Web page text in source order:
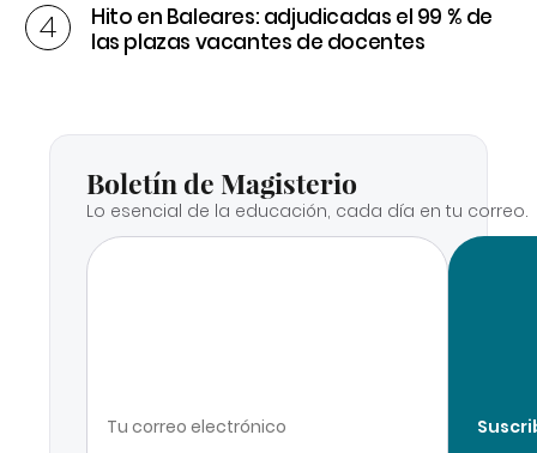
Hito en Baleares: adjudicadas el 99 % de
las plazas vacantes de docentes
Boletín de Magisterio
Lo esencial de la educación, cada día en tu correo.